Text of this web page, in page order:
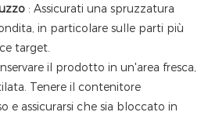
: Assicurati una spruzzatura
in particolare sulle parti più
target.
il prodotto in un'area fresca,
Tenere il contenitore
e assicurarsi che sia bloccato in